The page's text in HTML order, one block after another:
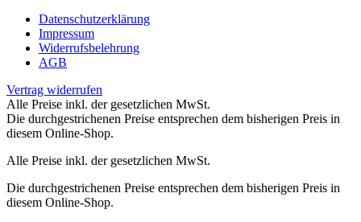
Datenschutzerklärung
Impressum
Widerrufsbelehrung
AGB
Vertrag widerrufen
Alle Preise inkl. der gesetzlichen MwSt.
Die durchgestrichenen Preise entsprechen dem bisherigen Preis in
diesem Online-Shop.
Alle Preise inkl. der gesetzlichen MwSt.
Die durchgestrichenen Preise entsprechen dem bisherigen Preis in
diesem Online-Shop.